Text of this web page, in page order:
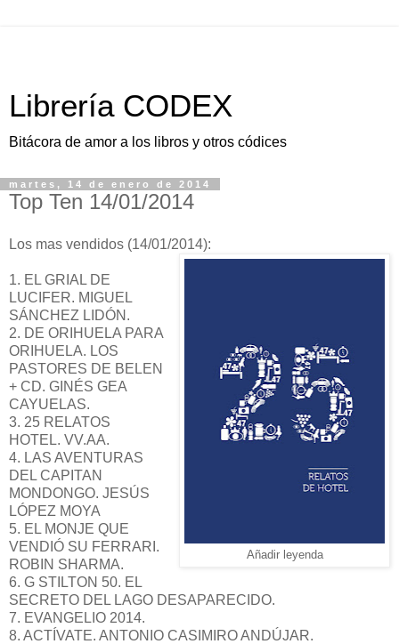
Librería CODEX
Bitácora de amor a los libros y otros códices
martes, 14 de enero de 2014
Top Ten 14/01/2014
Los mas vendidos (14/01/2014):
Añadir leyenda
1. EL GRIAL DE
LUCIFER. MIGUEL
SÁNCHEZ LIDÓN.
2. DE ORIHUELA PARA
ORIHUELA. LOS
PASTORES DE BELEN
+ CD. GINÉS GEA
CAYUELAS.
3. 25 RELATOS
HOTEL. VV.AA.
4. LAS AVENTURAS
DEL CAPITAN
MONDONGO. JESÚS
LÓPEZ MOYA
5. EL MONJE QUE
VENDIÓ SU FERRARI.
ROBIN SHARMA.
6. G STILTON 50. EL
SECRETO DEL LAGO DESAPARECIDO.
7. EVANGELIO 2014.
8. ACTÍVATE. ANTONIO CASIMIRO ANDÚJAR.